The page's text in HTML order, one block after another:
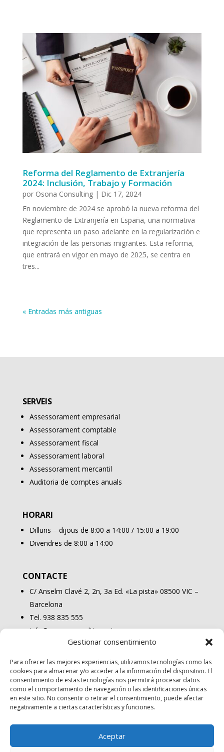
Gestionar consentimiento
Para ofrecer las mejores experiencias, utilizamos tecnologías como las
cookies para almacenar y/o acceder a la información del dispositivo. El
consentimiento de estas tecnologías nos permitirá procesar datos
como el comportamiento de navegación o las identificaciones únicas
en este sitio. No consentir o retirar el consentimiento, puede afectar
negativamente a ciertas características y funciones.
Aceptar
Reforma del Reglamento de Extranjería
2024: Inclusión, Trabajo y Formación
por Osona Consulting| Dic 17, 2024
En noviembre de 2024 se aprobó la nueva reforma del
Reglamento de Extranjería en España, una normativa
que representa un paso adelante en la regularización e
integración de las personas migrantes. Esta reforma,
que entrará en vigor en mayo de 2025, se centra en
tres...
« Entradas más antiguas
SERVEIS
Assessorament empresarial
Assessorament comptable
Assessorament fiscal
Assessorament laboral
Assessorament mercantil
Auditoria de comptes anuals
HORARI
Dilluns – dijous de 8:00 a 14:00 / 15:00 a 19:00
Divendres de 8:00 a 14:00
CONTACTE
C/ Anselm Clavé 2, 2n, 3a Ed. «La pista» 08500 VIC –
Barcelona
Tel. 938 835 555
info@osonaconsulting.cat